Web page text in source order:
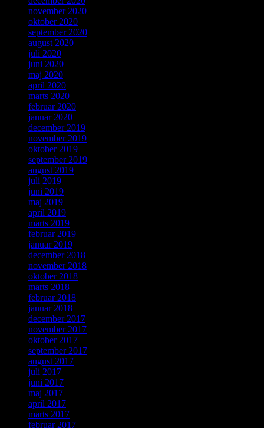
november 2020
oktober 2020
september 2020
august 2020
juli 2020
juni 2020
maj 2020
april 2020
marts 2020
februar 2020
januar 2020
december 2019
november 2019
oktober 2019
september 2019
august 2019
juli 2019
juni 2019
maj 2019
april 2019
marts 2019
februar 2019
januar 2019
december 2018
november 2018
oktober 2018
marts 2018
februar 2018
januar 2018
december 2017
november 2017
oktober 2017
september 2017
august 2017
juli 2017
juni 2017
maj 2017
april 2017
marts 2017
februar 2017